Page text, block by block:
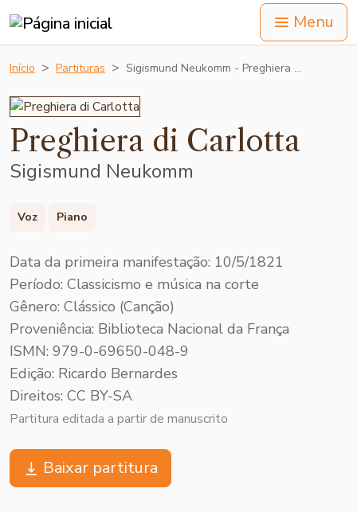
Menu
Início Partituras Sigismund Neukomm - Preghiera …
Preghiera di Carlotta
Sigismund Neukomm
Voz Piano
Data da primeira manifestação: 10/5/1821
Período: Classicismo e música na corte
Gênero: Clássico (Canção)
Proveniência: Biblioteca Nacional da França
ISMN: 979-0-69650-048-9
Edição: Ricardo Bernardes
Direitos: CC BY-SA
Partitura editada a partir de manuscrito
Baixar partitura